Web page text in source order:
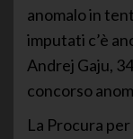
anomalo in
imputati c’è
Andrej Gaju,
concorso
La Procura